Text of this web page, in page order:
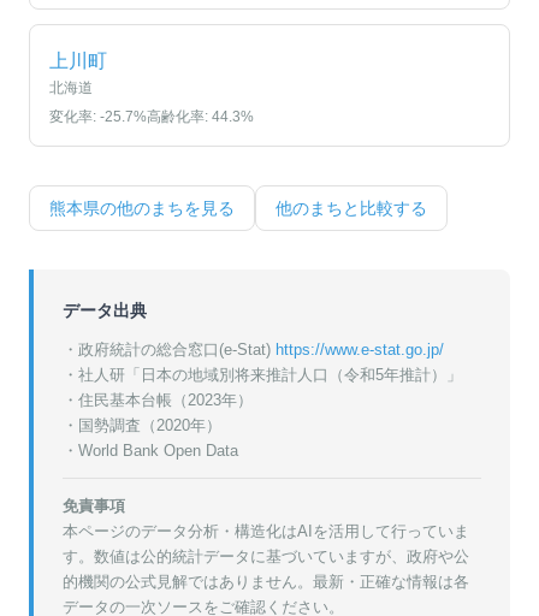
上川町
北海道
変化率: -25.7%高齢化率: 44.3%
熊本県の他のまちを見る 他のまちと比較する
データ出典
・政府統計の総合窓口(e-Stat) https://www.e-stat.go.jp/
・ 社人研「日本の地域別将来推計人口（令和5年推計）」
・ 住民基本台帳（2023年）
・ 国勢調査（2020年）
・World Bank Open Data
免責事項
本ページのデータ分析・構造化はAIを活用して行っていま
す。数値は公的統計データに基づいていますが、政府や公
的機関の公式見解ではありません。最新・正確な情報は各
データの一次ソースをご確認ください。